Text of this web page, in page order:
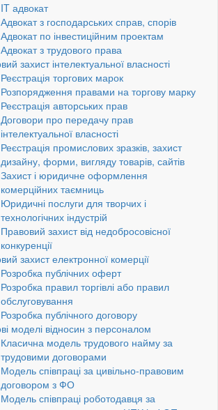
IT адвокат
Адвокат з господарських справ, спорів
Адвокат по інвестиційним проектам
Адвокат з трудового права
захист інтелектуальної власності
Реєстрація торгових марок
Розпорядження правами на торгову марку
Реєстрація авторських прав
Договори про передачу прав
інтелектуальної власності
Реєстрація промислових зразків, захист
дизайну, форми, вигляду товарів, сайтів
Захист і юридичне оформлення
комерційних таємниць
Юридичні послуги для творчих і
технологічних індустрій
Правовий захист від недобросовісної
конкуренції
захист електронної комерції
Розробка публічних оферт
Розробка правил торгівлі або правил
обслуговування
Розробка публічного договору
моделі відносин з персоналом
Класична модель трудового найму за
трудовими договорами
Модель співпраці за цивільно-правовим
договором з ФО
Модель співпраці роботодавця за